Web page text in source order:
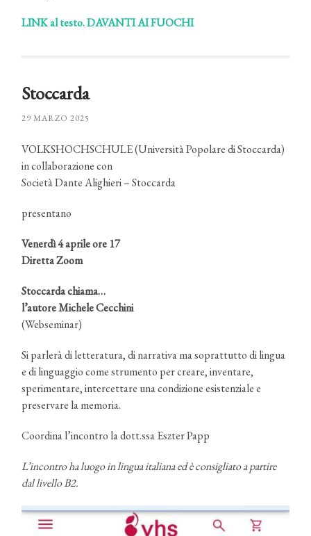
LINK al testo. DAVANTI AI FUOCHI
Stoccarda
29 MARZO 2025
VOLKSHOCHSCHULE (Università Popolare di Stoccarda)
in collaborazione con
Società Dante Alighieri – Stoccarda
presentano
Venerdì 4 aprile ore 17
Diretta Zoom
Stoccarda chiama…
l’autore Michele Cecchini
(Webseminar)
Si parlerà di letteratura, di narrativa ma soprattutto di lingua
e di linguaggio come strumento per creare, inventare,
sperimentare, intercettare una condizione esistenziale e
preservare la memoria.
Coordina l’incontro la dott.ssa Eszter Papp
L’incontro ha luogo in lingua italiana ed è consigliato a partire
dal livello B2.